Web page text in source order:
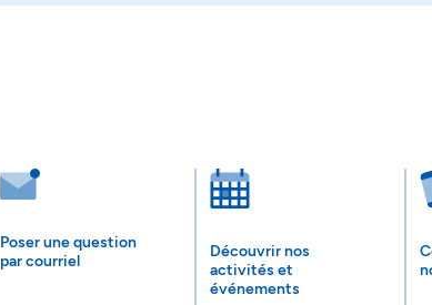
Poser une question
par courriel
Découvrir nos
activités et
événements